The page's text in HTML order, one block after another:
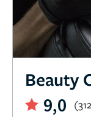
Beauty
9,0